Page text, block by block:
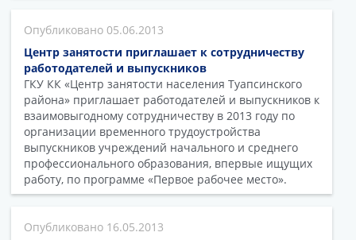
05.06.2013
Центр занятости приглашает к сотрудничеству
работодателей и выпускников
ГКУ КК «Центр занятости населения Туапсинского
района» приглашает работодателей и выпускников к
взаимовыгодному сотрудничеству в 2013 году по
организации временного трудоустройства
выпускников учреждений начального и среднего
профессионального образования, впервые ищущих
работу, по программе «Первое рабочее место».
16.05.2013